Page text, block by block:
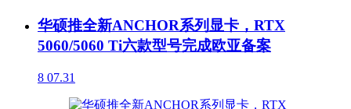
华硕推全新ANCHOR系列显卡，RTX
5060/5060 Ti六款型号完成欧亚备案
8 07.31